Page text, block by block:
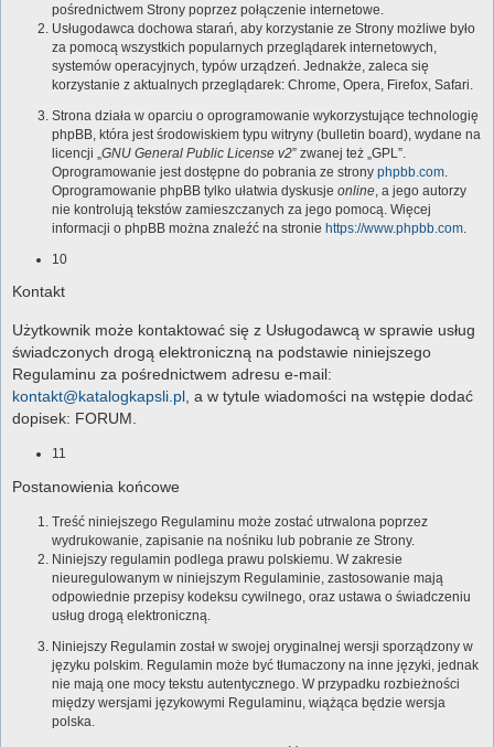
pośrednictwem Strony poprzez połączenie internetowe.
Usługodawca dochowa starań, aby korzystanie ze Strony możliwe było
za pomocą wszystkich popularnych przeglądarek internetowych,
systemów operacyjnych, typów urządzeń. Jednakże, zaleca się
korzystanie z aktualnych przeglądarek: Chrome, Opera, Firefox, Safari.
Strona działa w oparciu o oprogramowanie wykorzystujące technologię
phpBB, która jest środowiskiem typu witryny (bulletin board), wydane na
licencji „ GNU General Public License v2” zwanej też „GPL”.
Oprogramowanie jest dostępne do pobrania ze strony phpbb.com
Oprogramowanie phpBB tylko ułatwia dyskusje online , a jego autorzy
nie kontrolują tekstów zamieszczanych za jego pomocą. Więcej
informacji o phpBB można znaleźć na stronie https://www.phpbb.com
10
Kontakt
Użytkownik może kontaktować się z Usługodawcą w sprawie usług
świadczonych drogą elektroniczną na podstawie niniejszego
Regulaminu za pośrednictwem adresu e-mail:
kontakt@katalogkapsli.pl , a w tytule wiadomości na wstępie dodać
dopisek: FORUM.
11
Postanowienia końcowe
Treść niniejszego Regulaminu może zostać utrwalona poprzez
wydrukowanie, zapisanie na nośniku lub pobranie ze Strony.
Niniejszy regulamin podlega prawu polskiemu. W zakresie
nieuregulowanym w niniejszym Regulaminie, zastosowanie mają
odpowiednie przepisy kodeksu cywilnego, oraz ustawa o świadczeniu
usług drogą elektroniczną.
Niniejszy Regulamin został w swojej oryginalnej wersji sporządzony w
języku polskim. Regulamin może być tłumaczony na inne języki, jednak
nie mają one mocy tekstu autentycznego. W przypadku rozbieżności
między wersjami językowymi Regulaminu, wiążąca będzie wersja
polska.